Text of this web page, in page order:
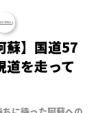
蘇】国道57
道を走って